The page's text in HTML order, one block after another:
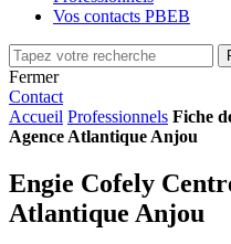
Vos contacts PBEB
Fermer
Contact
Accueil Professionnels Fiche
Agence Atlantique Anjou
Engie Cofely
Atlantique Anjou